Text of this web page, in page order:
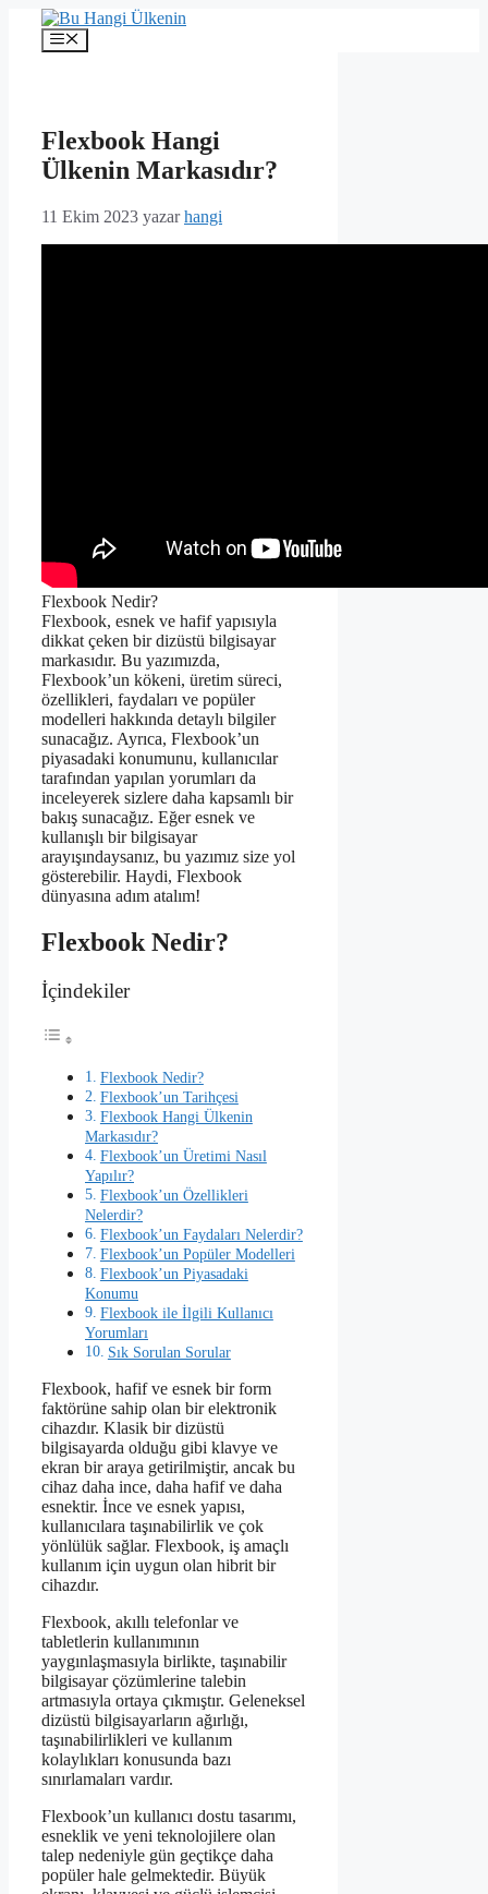
İçeriğe
Menü
Flexbook Hangi
Ülkenin Markasıdır?
11 Ekim 2023 yazarhangi
Flexbook Nedir?
Flexbook, esnek ve hafif yapısıyla
dikkat çeken bir dizüstü bilgisayar
markasıdır. Bu yazımızda,
Flexbook’un kökeni, üretim süreci,
özellikleri, faydaları ve popüler
modelleri hakkında detaylı bilgiler
sunacağız. Ayrıca, Flexbook’un
piyasadaki konumunu, kullanıcılar
tarafından yapılan yorumları da
inceleyerek sizlere daha kapsamlı bir
bakış sunacağız. Eğer esnek ve
kullanışlı bir bilgisayar
arayışındaysanız, bu yazımız size yol
gösterebilir. Haydi, Flexbook
dünyasına adım atalım!
Flexbook Nedir?
İçindekiler
Flexbook Nedir?
Flexbook’un Tarihçesi
Flexbook Hangi Ülkenin
Markasıdır?
Flexbook’un Üretimi Nasıl
Yapılır?
Flexbook’un Özellikleri
Nelerdir?
Flexbook’un Faydaları Nelerdir?
Flexbook’un Popüler Modelleri
Flexbook’un Piyasadaki
Konumu
Flexbook ile İlgili Kullanıcı
Yorumları
Sık Sorulan Sorular
Flexbook, hafif ve esnek bir form
faktörüne sahip olan bir elektronik
cihazdır. Klasik bir dizüstü
bilgisayarda olduğu gibi klavye ve
ekran bir araya getirilmiştir, ancak bu
cihaz daha ince, daha hafif ve daha
esnektir. İnce ve esnek yapısı,
kullanıcılara taşınabilirlik ve çok
yönlülük sağlar. Flexbook, iş amaçlı
kullanım için uygun olan hibrit bir
cihazdır.
Flexbook, akıllı telefonlar ve
tabletlerin kullanımının
yaygınlaşmasıyla birlikte, taşınabilir
bilgisayar çözümlerine talebin
artmasıyla ortaya çıkmıştır. Geleneksel
dizüstü bilgisayarların ağırlığı,
taşınabilirlikleri ve kullanım
kolaylıkları konusunda bazı
sınırlamaları vardır.
Flexbook’un kullanıcı dostu tasarımı,
esneklik ve yeni teknolojilere olan
talep nedeniyle gün geçtikçe daha
popüler hale gelmektedir. Büyük